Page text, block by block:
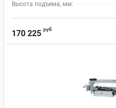
Высота подъема, мм:
170 225 руб